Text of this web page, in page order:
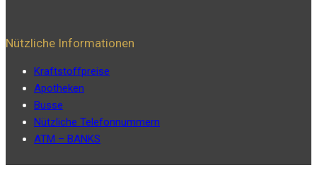
verschmelzen
Der
atemberaubende
Blick
auf
die
Bucht
Nützliche Informationen
Kraftstoffpreise
Apotheken
Busse
Nützliche Telefonnummern
ATM – BANKS